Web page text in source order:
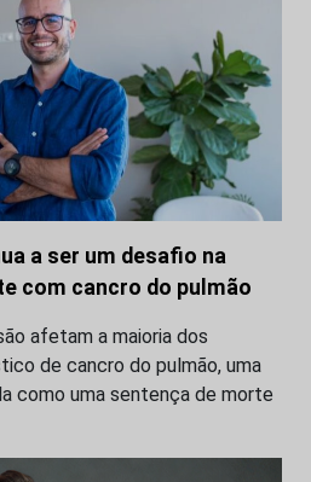
a ser um desafio na
com cancro do pulmão
afetam a maioria dos
de cancro do pulmão, uma
como uma sentença de morte